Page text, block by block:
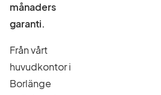
månaders
garanti.
Från vårt
huvudkontor i
Borlänge